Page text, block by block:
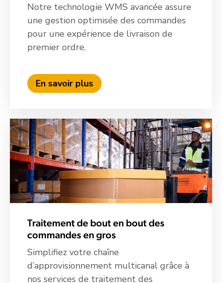
Notre technologie WMS avancée assure
une gestion optimisée des commandes
pour une expérience de livraison de
premier ordre.
En savoir plus
Traitement de bout en bout des
commandes en gros
Simplifiez votre chaîne
d’approvisionnement multicanal grâce à
nos services de traitement des